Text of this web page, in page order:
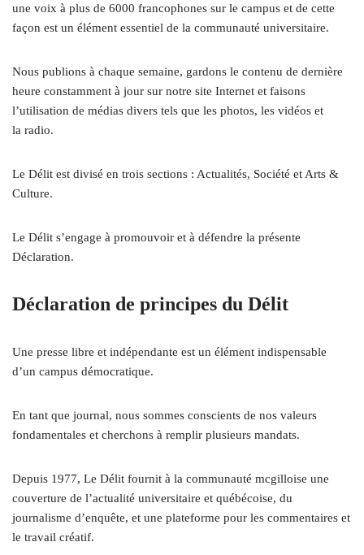
une voix à plus de 6000 francophones sur le campus et de cette
façon est un élément essentiel de la communauté universitaire.
Nous publions à chaque semaine, gardons le contenu de dernière
heure constamment à jour sur notre site Internet et faisons
l’utilisation de médias divers tels que les photos, les vidéos et
la radio.
Le Délit est divisé en trois sections : Actualités, Société et Arts &
Culture.
Le Délit s’engage à promouvoir et à défendre la présente
Déclaration.
Déclaration de principes du Délit
Une presse libre et indépendante est un élément indispensable
d’un campus démocratique.
En tant que journal, nous sommes conscients de nos valeurs
fondamentales et cherchons à remplir plusieurs mandats.
Depuis 1977, Le Délit fournit à la communauté mcgilloise une
couverture de l’actualité universitaire et québécoise, du
journalisme d’enquête, et une plateforme pour les commentaires et
le travail créatif.